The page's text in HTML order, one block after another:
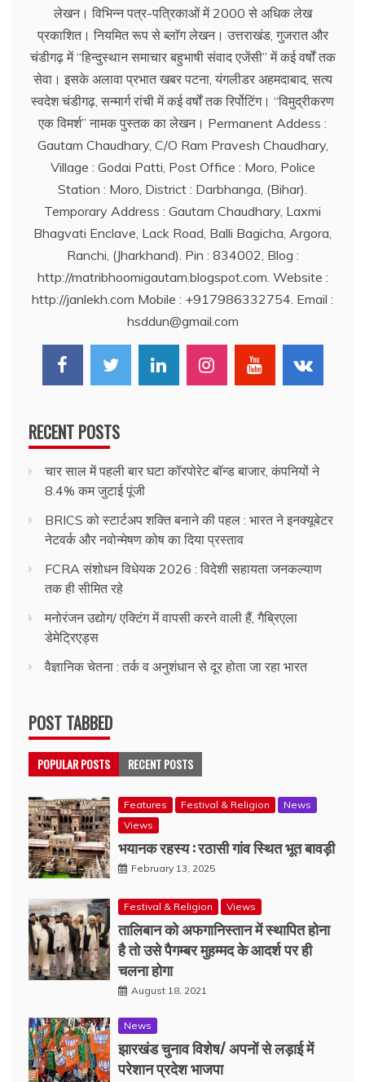
लेखन। विभिन्न पत्र-पत्रिकाओं में 2000 से अधिक लेख
प्रकाशित। नियमित रूप से ब्लाॅग लेखन। उत्तराखंड, गुजरात और
चंडीगढ़ में ‘‘हिन्दुस्थान समाचार बहुभाषी संवाद एजेंसी’’ में कई वर्षों तक
सेवा। इसके अलावा प्रभात खबर पटना, यंगलीडर अहमदाबाद, सत्य
स्वदेश चंडीगढ़, सन्मार्ग रांची में कई वर्षों तक रिर्पोटिंग। ‘‘विमुद्रीकरण
एक विमर्श’’ नामक पुस्तक का लेखन। Permanent Addess :
Gautam Chaudhary, C/O Ram Pravesh Chaudhary,
Village : Godai Patti, Post Office : Moro, Police
Station : Moro, District : Darbhanga, (Bihar).
Temporary Address : Gautam Chaudhary, Laxmi
Bhagvati Enclave, Lack Road, Balli Bagicha, Argora,
Ranchi, (Jharkhand). Pin : 834002, Blog :
http://matribhoomigautam.blogspot.com. Website :
http://janlekh.com Mobile : +917986332754. Email :
hsddun@gmail.com
RECENT POSTS
चार साल में पहली बार घटा कॉरपोरेट बॉन्ड बाजार, कंपनियों ने
8.4% कम जुटाई पूंजी
BRICS को स्टार्टअप शक्ति बनाने की पहल : भारत ने इनक्यूबेटर
नेटवर्क और नवोन्मेषण कोष का दिया प्रस्ताव
FCRA संशोधन विधेयक 2026 : विदेशी सहायता जनकल्याण
तक ही सीमित रहे
मनोरंजन उद्योग/ एक्टिंग में वापसी करने वाली हैं, गैब्रिएला
डेमेट्रिएड्स
वैज्ञानिक चेतना : तर्क व अनुशंधान से दूर होता जा रहा भारत
POST TABBED
POPULAR POSTS RECENT POSTS
Features Festival & Religion
News
Views
भयानक रहस्य : रठासी गांव स्थित भूत बावड़ी
February 13, 2025
Festival & Religion Views
तालिबान को अफगानिस्तान में स्थापित होना
है तो उसे पैगम्बर मुहम्मद के आदर्श पर ही
चलना होगा
August 18, 2021
News
झारखंड चुनाव विशेष/ अपनों से लड़ाई में
परेशान प्रदेश भाजपा